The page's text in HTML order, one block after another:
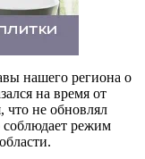
нашего региона о
на время от
что не обновлял
режим